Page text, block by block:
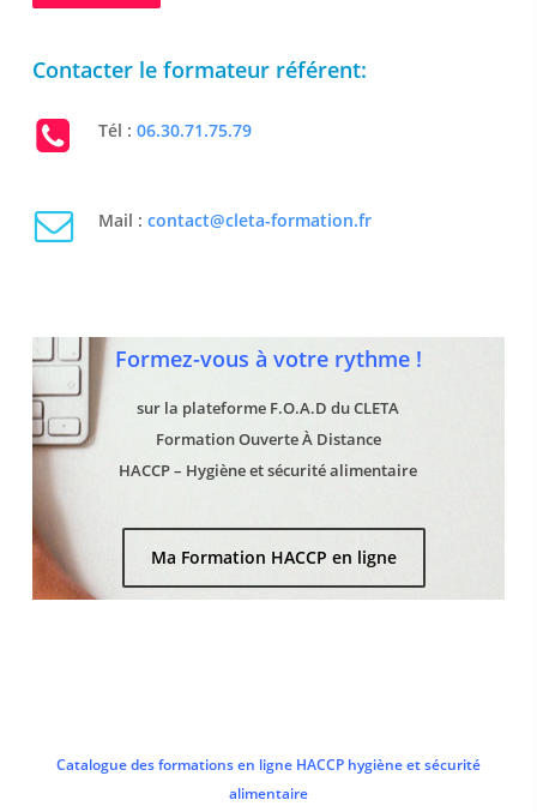
Contacter le formateur référent:
Tél :06.30.71.75.79
Mail :contact@cleta-formation.fr
Formez-vous à votre rythme !
sur la plateforme F.O.A.D du CLETA
Formation Ouverte À Distance
HACCP – Hygiène et sécurité alimentaire
Ma Formation HACCP en ligne
Catalogue des formations en ligne HACCP hygiène et sécurité
alimentaire